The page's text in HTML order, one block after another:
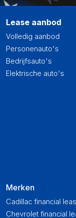
Lease aanbod
Volledig aanbod
Personenauto's
Bedrijfsauto's
Elektrische auto's
Merken
Cadillac financial
Chevrolet financial